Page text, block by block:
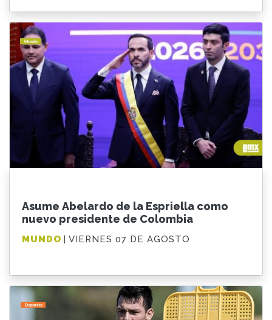
Asume Abelardo de la Espriella como
nuevo presidente de Colombia
MUNDO | VIERNES 07 DE AGOSTO